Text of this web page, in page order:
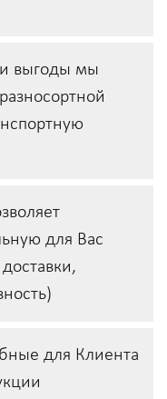
выгоды мы
для Вас
для Клиента